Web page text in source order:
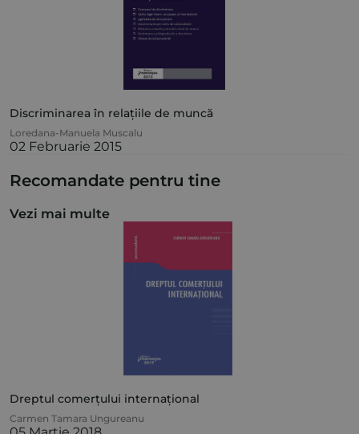
Discriminarea în relațiile de muncă
Loredana-Manuela Muscalu
02 Februarie 2015
Recomandate pentru tine
Vezi mai multe
Dreptul comerțului internațional
Carmen Tamara Ungureanu